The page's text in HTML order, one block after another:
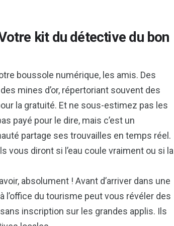
kit du détective du bon
boussole numérique, les amis. Des
mines d’or, répertoriant souvent des
la gratuité. Et ne sous-estimez pas les
payé pour le dire, mais c’est un
partage ses trouvailles en temps réel.
vous diront si l’eau coule vraiment ou si la
absolument ! Avant d’arriver dans une
l’office du tourisme peut vous révéler des
inscription sur les grandes applis. Ils